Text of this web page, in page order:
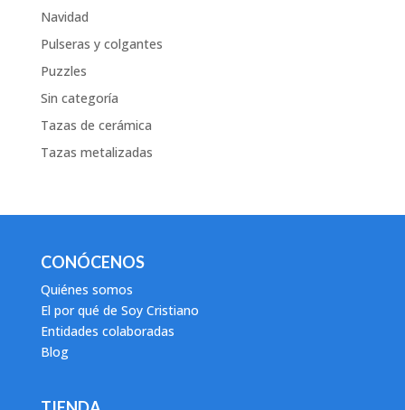
Navidad
Pulseras y colgantes
Puzzles
Sin categoría
Tazas de cerámica
Tazas metalizadas
CONÓCENOS
Quiénes somos
El por qué de Soy Cristiano
Entidades colaboradas
Blog